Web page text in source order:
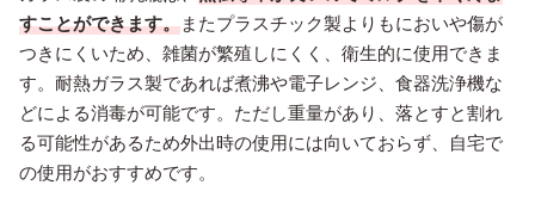
すことができます。またプラスチック製よりもにおいや傷が
つきにくいため、雑菌が繁殖しにくく、衛生的に使用できま
す。耐熱ガラス製であれば煮沸や電子レンジ、食器洗浄機な
どによる消毒が可能です。ただし重量があり、落とすと割れ
る可能性があるため外出時の使用には向いておらず、自宅で
の使用がおすすめです。